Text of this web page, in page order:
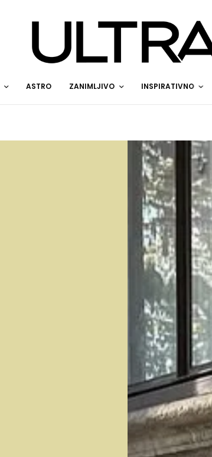
ASTRO ZANIMLJIVO INSPIRATIVNO